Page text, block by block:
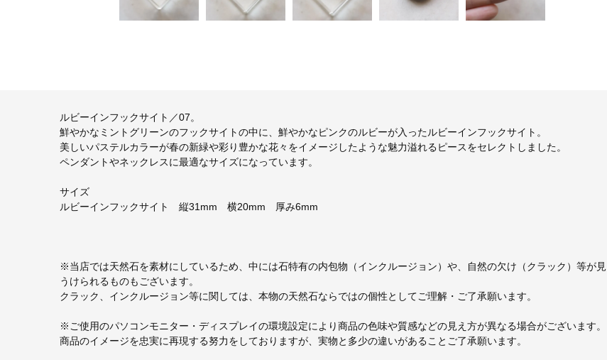
ルビーインフックサイト／07。
鮮やかなミントグリーンのフックサイトの中に、鮮やかなピンクのルビーが入ったルビーインフックサイト。
美しいパステルカラーが春の新緑や彩り豊かな花々をイメージしたような魅力溢れるピースをセレクトしました。
ペンダントやネックレスに最適なサイズになっています。
サイズ
ルビーインフックサイト 縦31mm 横20mm 厚み6mm
※当店では天然石を素材にしているため、中には石特有の内包物（インクルージョン）や、自然の欠け（クラック）等が見
うけられるものもございます。
クラック、インクルージョン等に関しては、本物の天然石ならではの個性としてご理解・ご了承願います。
※ご使用のパソコンモニター・ディスプレイの環境設定により商品の色味や質感などの見え方が異なる場合がございます。
商品のイメージを忠実に再現する努力をしておりますが、実物と多少の違いがあることご了承願います。